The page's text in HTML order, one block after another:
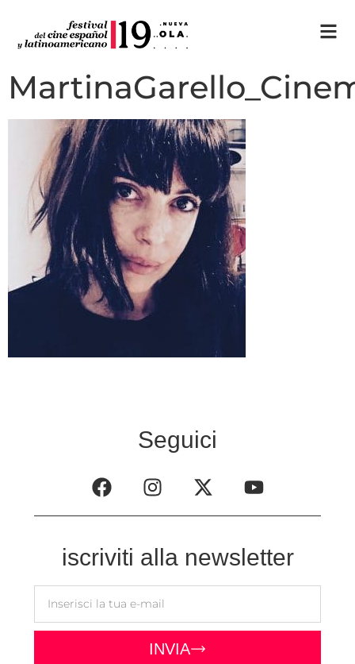
Seguici
iscriviti alla newsletter
INVIA